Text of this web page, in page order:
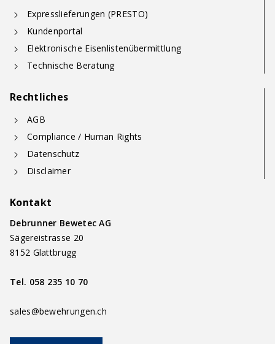
Expresslieferungen (PRESTO)
Kundenportal
Elektronische Eisenlistenübermittlung
Technische Beratung
Rechtliches
AGB
Compliance / Human Rights
Datenschutz
Disclaimer
Kontakt
Debrunner Bewetec AG
Sägereistrasse 20
8152 Glattbrugg
Tel. 058 235 10 70
sales@bewehrungen.ch